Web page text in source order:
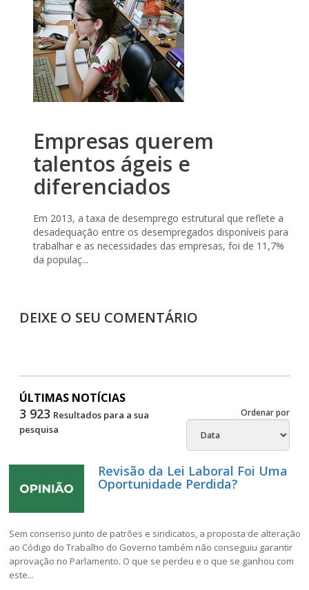
Empresas querem
talentos ágeis e
diferenciados
Em 2013, a taxa de desemprego estrutural que reflete a
desadequação entre os desempregados disponíveis para
trabalhar e as necessidades das empresas, foi de 11,7%
da populaç...
DEIXE O SEU COMENTÁRIO
ÚLTIMAS NOTÍCIAS
3 923 Resultados para a sua
pesquisa
Ordenar por
Revisão da Lei Laboral Foi Uma
Oportunidade Perdida?
Sem consenso junto de patrões e sindicatos, a proposta de alteração
ao Código do Trabalho do Governo também não conseguiu garantir
aprovação no Parlamento. O que se perdeu e o que se ganhou com
este...